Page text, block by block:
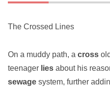
The Crossed Lines
On a muddy path, a cross
teenager lies about his
sewage system, further